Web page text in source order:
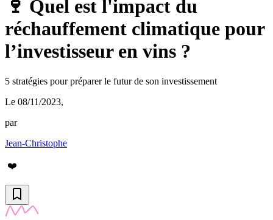
🍷 Quel est l'impact du
réchauffement climatique pour
l’investisseur en vins ?
5 stratégies pour préparer le futur de son investissement
Le 08/11/2023,
par
Jean-Christophe
❤️